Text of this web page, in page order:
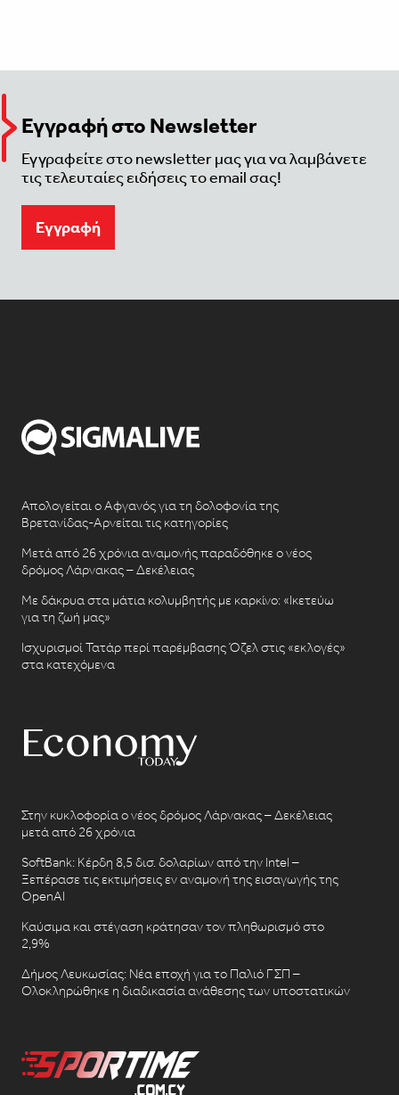
Εγγραφή στο Newsletter
Εγγραφείτε στο newsletter μας για να λαμβάνετε
τις τελευταίες ειδήσεις το email σας!
Eγγραφή
Απολογείται ο Αφγανός για τη δολοφονία της
Βρετανίδας-Αρνείται τις κατηγορίες
Μετά από 26 χρόνια αναμονής παραδόθηκε ο νέος
δρόμος Λάρνακας – Δεκέλειας
Με δάκρυα στα μάτια κολυμβητής με καρκίνο: «Ικετεύω
για τη ζωή μας»
Ισχυρισμοί Τατάρ περί παρέμβασης Όζελ στις «εκλογές»
στα κατεχόμενα
Στην κυκλοφορία ο νέος δρόμος Λάρνακας – Δεκέλειας
μετά από 26 χρόνια
SoftBank: Κέρδη 8,5 δισ. δολαρίων από την Intel –
Ξεπέρασε τις εκτιμήσεις εν αναμονή της εισαγωγής της
OpenAI
Καύσιμα και στέγαση κράτησαν τον πληθωρισμό στο
2,9%
Δήμος Λευκωσίας: Νέα εποχή για το Παλιό ΓΣΠ –
Ολοκληρώθηκε η διαδικασία ανάθεσης των υποστατικών